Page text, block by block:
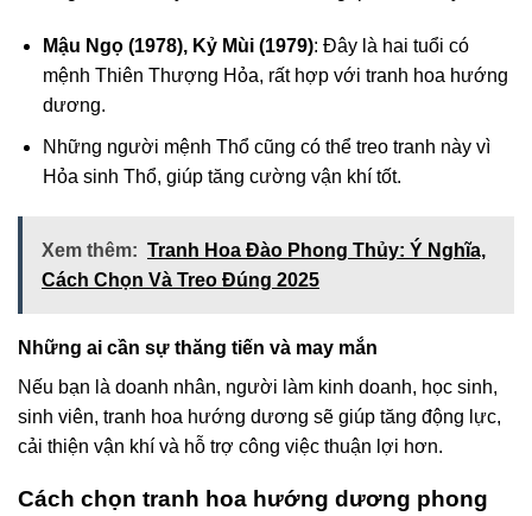
Mậu Ngọ (1978), Kỷ Mùi (1979): Đây là hai tuổi có
mệnh Thiên Thượng Hỏa, rất hợp với tranh hoa hướng
dương.
Những người mệnh Thổ cũng có thể treo tranh này vì
Hỏa sinh Thổ, giúp tăng cường vận khí tốt.
Xem thêm: Tranh Hoa Đào Phong Thủy: Ý Nghĩa,
Cách Chọn Và Treo Đúng 2025
Những ai cần sự thăng tiến và may mắn
Nếu bạn là doanh nhân, người làm kinh doanh, học sinh,
sinh viên, tranh hoa hướng dương sẽ giúp tăng động lực,
cải thiện vận khí và hỗ trợ công việc thuận lợi hơn.
Cách chọn tranh hoa hướng dương phong